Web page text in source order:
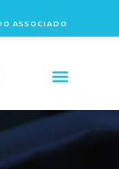
ASSOCIADO